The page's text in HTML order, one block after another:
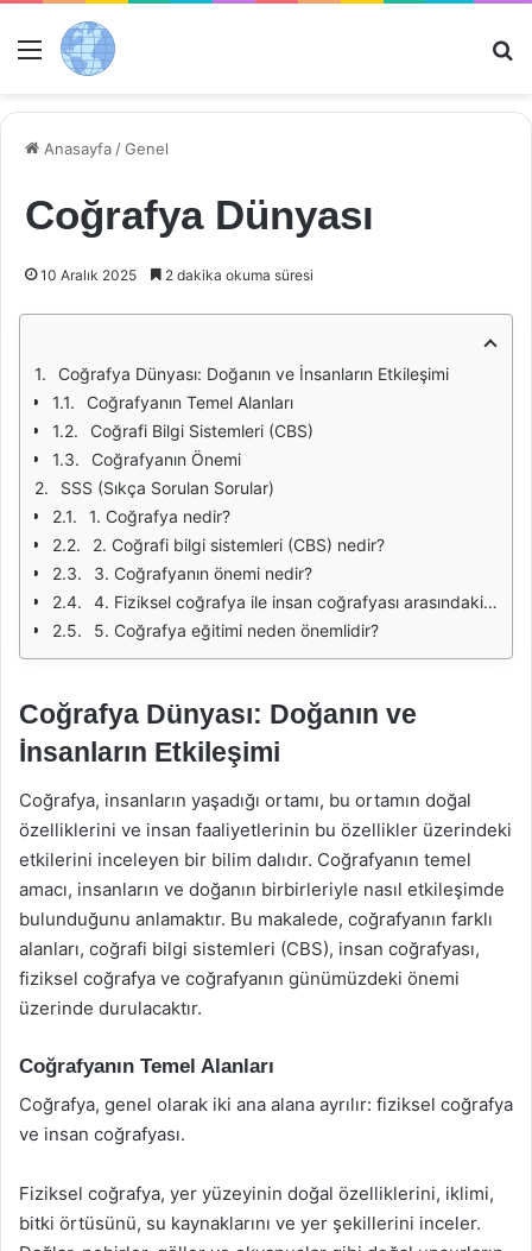
Menü
Anasayfa /Genel
Coğrafya Dünyası
10 Aralık 2025 2 dakika okuma süresi
Coğrafya Dünyası: Doğanın ve İnsanların Etkileşimi
Coğrafyanın Temel Alanları
Coğrafi Bilgi Sistemleri (CBS)
Coğrafyanın Önemi
SSS (Sıkça Sorulan Sorular)
1. Coğrafya nedir?
2. Coğrafi bilgi sistemleri (CBS) nedir?
3. Coğrafyanın önemi nedir?
4. Fiziksel coğrafya ile insan coğrafyası arasındaki fark nedir?
5. Coğrafya eğitimi neden önemlidir?
Coğrafya Dünyası: Doğanın ve
İnsanların Etkileşimi
Coğrafya, insanların yaşadığı ortamı, bu ortamın doğal
özelliklerini ve insan faaliyetlerinin bu özellikler üzerindeki
etkilerini inceleyen bir bilim dalıdır. Coğrafyanın temel
amacı, insanların ve doğanın birbirleriyle nasıl etkileşimde
bulunduğunu anlamaktır. Bu makalede, coğrafyanın farklı
alanları, coğrafi bilgi sistemleri (CBS), insan coğrafyası,
fiziksel coğrafya ve coğrafyanın günümüzdeki önemi
üzerinde durulacaktır.
Coğrafyanın Temel Alanları
Coğrafya, genel olarak iki ana alana ayrılır: fiziksel coğrafya
ve insan coğrafyası.
Fiziksel coğrafya, yer yüzeyinin doğal özelliklerini, iklimi,
bitki örtüsünü, su kaynaklarını ve yer şekillerini inceler.